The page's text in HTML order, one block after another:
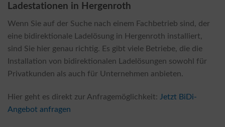
Ladestationen in Hergenroth
Wenn Sie auf der Suche nach einem Fachbetrieb sind, der
eine bidirektionale Ladelösung in Hergenroth installiert,
sind Sie hier genau richtig. Es gibt viele Betriebe, die die
Installation von bidirektionalen Ladelösungen sowohl für
Privatkunden als auch für Unternehmen anbieten.
Hier geht es direkt zur Anfragemöglichkeit: Jetzt BiDi-
Angebot anfragen